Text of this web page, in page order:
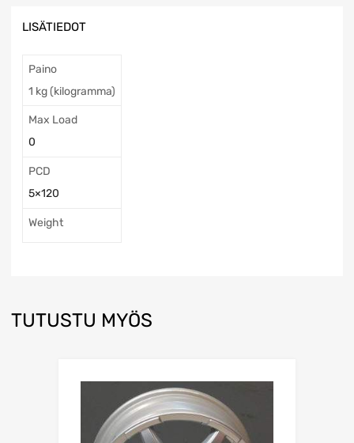
LISÄTIEDOT
Paino
1 kg (kilogramma)
Max Load
0
PCD
5×120
Weight
TUTUSTU MYÖS